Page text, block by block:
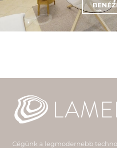
Cégünk a legmodernebb